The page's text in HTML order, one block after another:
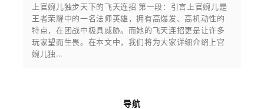
上官婉儿独步天下的飞天连招 第一段：引言上官婉儿是
王者荣耀中的一名法师英雄，拥有高爆发、高机动性的
特点，在团战中极具威胁。而她的飞天连招更是让许多
玩家望而生畏。在本文中，我们将为大家详细介绍上官
婉儿独...
导航